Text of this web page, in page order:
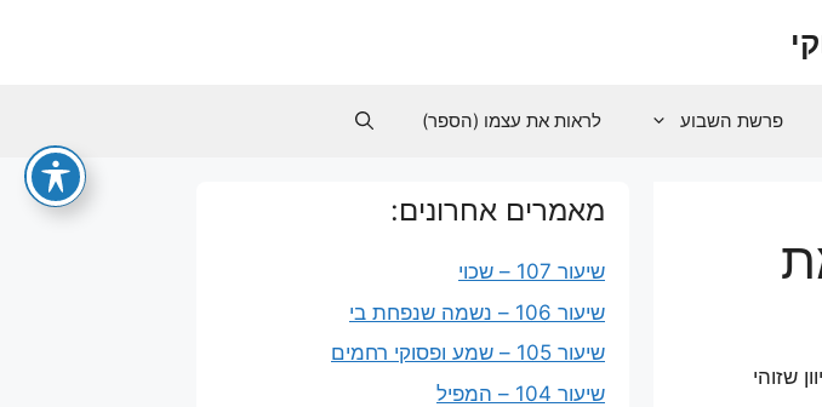
פרשת השבוע לראות את עצמו (הספר)
שזוהי
מאמרים אחרונים:
שיעור 107 – שכוי
שיעור 106 – נשמה שנפחת בי
שיעור 105 – שמע ופסוקי רחמים
שיעור 104 – המפיל